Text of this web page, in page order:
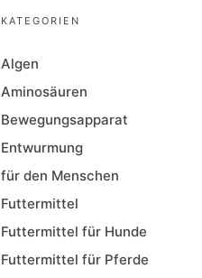
KATEGORIEN
Algen
Aminosäuren
Bewegungsapparat
Entwurmung
für den Menschen
Futtermittel
Futtermittel für Hunde
Futtermittel für Pferde